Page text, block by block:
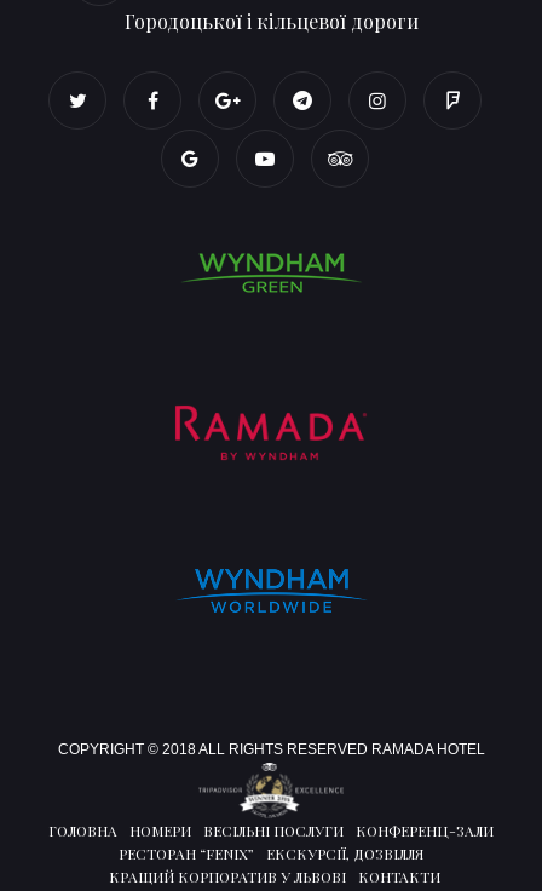
Городоцької і кільцевої дороги
COPYRIGHT © 2018 ALL RIGHTS RESERVED RAMADA HOTEL
ГОЛОВНА НОМЕРИ ВЕСІЛЬНІ ПОСЛУГИ
КОНФЕРЕНЦ-ЗАЛИ
РЕСТОРАН “FENIX”
ЕКСКУРСІЇ, ДОЗВІЛЛЯ
КРАЩИЙ КОРПОРАТИВ У ЛЬВОВІ
КОНТАКТИ